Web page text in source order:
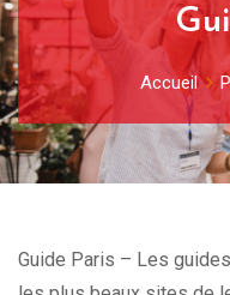
Accueil
Guide Paris – Les